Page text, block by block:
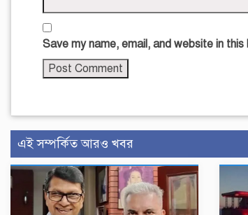
Save my name, email, and website in
এই সম্পর্কিত আরও খবর